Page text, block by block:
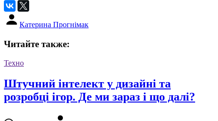
Катерина Прогнімак
Читайте также:
Техно
Штучний інтелект у дизайні та
розробці ігор. Де ми зараз і що далі?